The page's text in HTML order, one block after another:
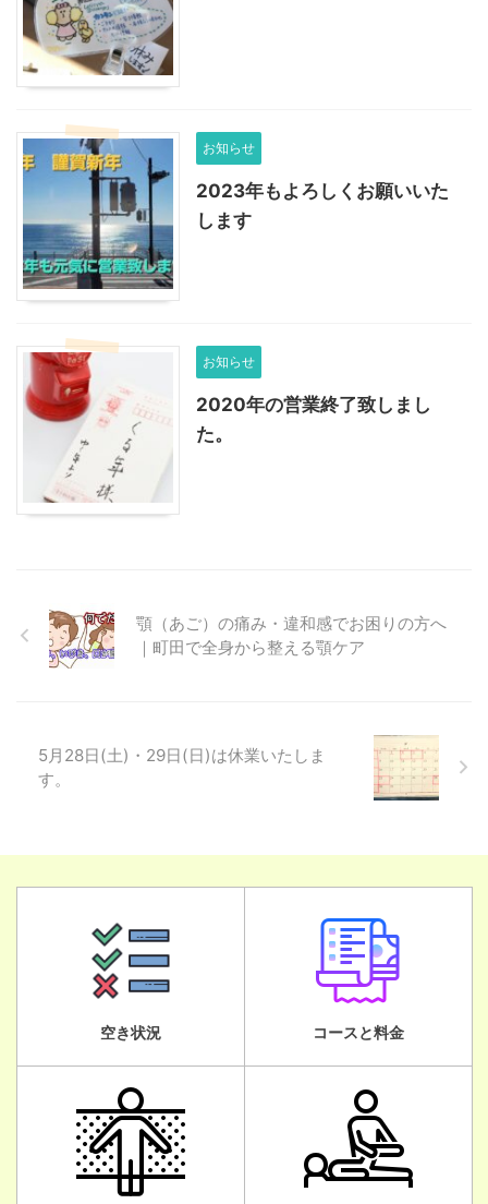
お知らせ
2023年もよろしくお願いいた
します
お知らせ
2020年の営業終了致しまし
た。
顎（あご）の痛み・違和感でお困りの方へ
｜町田で全身から整える顎ケア
5月28日(土)・29日(日)は休業いたしま
す。
空き状況 コースと料金